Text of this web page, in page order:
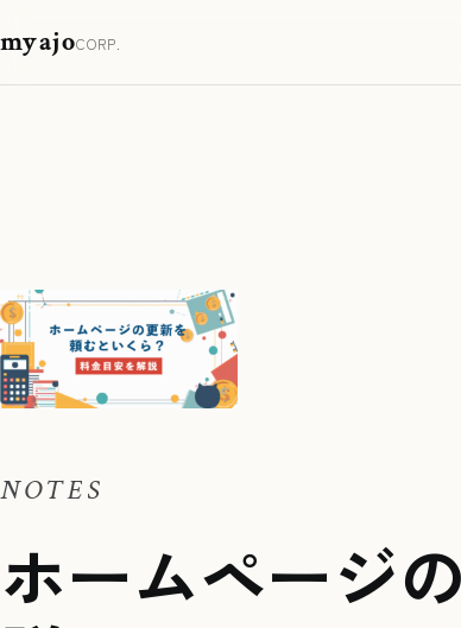
myajoCORP.
NOTES
ホームページ